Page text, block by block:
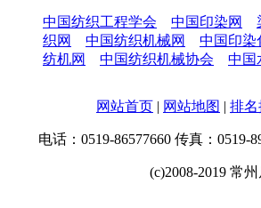
中国纺织工程学会 中国印染网
织网
中国纺织机械网 中国印染
纺机网
中国纺织机械协会 中国
网站首页 | 网站地图 | 排
电话：0519-86577660 传真：0519-
(c)2008-2019 常